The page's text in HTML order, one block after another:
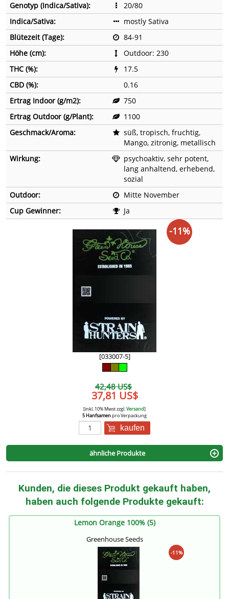
Genotyp (Indica/Sativa):
20/80
Indica/Sativa:
mostly Sativa
Blütezeit (Tage):
84-91
Höhe (cm):
Outdoor: 230
THC (%):
17.5
CBD (%):
0.16
Ertrag Indoor (g/m2):
750
Ertrag Outdoor (g/Plant):
1100
Geschmack/Aroma:
süß, tropisch, fruchtig,
Mango, zitronig, metallisch
Wirkung:
psychoaktiv, sehr potent,
lang anhaltend, erhebend,
sozial
Outdoor:
Mitte November
Cup Gewinner:
Ja
[033007-5]
42,48 US$
37,81 US$
[inkl. 10% Mwst zzgl.Versand]
5 Hanfsamenpro Verpackung
kaufen
-11%
ähnliche Produkte
Kunden, die dieses Produkt gekauft haben,
haben auch folgende Produkte gekauft:
Lemon Orange 100% (5)
Greenhouse Seeds
-11%